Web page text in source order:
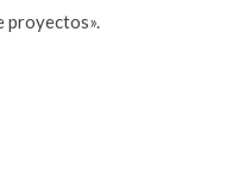
proyectos».